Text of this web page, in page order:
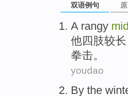
双语例句
A rangy
他四肢较
拳击。
youdao
By the